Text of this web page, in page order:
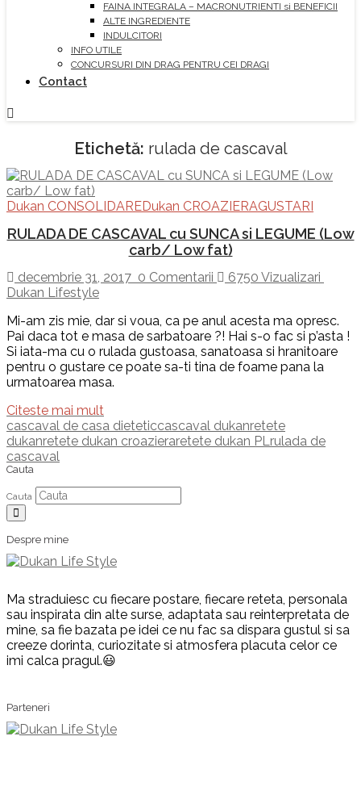
FAINA INTEGRALA – MACRONUTRIENTI si BENEFICII
ALTE INGREDIENTE
INDULCITORI
INFO UTILE
CONCURSURI DIN DRAG PENTRU CEI DRAGI
Contact
Etichetă: rulada de cascaval
Dukan CONSOLIDAREDukan CROAZIERAGUSTARI
RULADA DE CASCAVAL cu SUNCA si LEGUME (Low
carb/ Low fat)
decembrie 31, 2017 0 Comentarii
6750 Vizualizari
Dukan Lifestyle
Mi-am zis mie, dar si voua, ca pe anul acesta ma opresc.
Pai daca tot e masa de sarbatoare ?! Hai s-o fac si p’asta !
Si iata-ma cu o rulada gustoasa, sanatoasa si hranitoare
pentru o gustare ce poate sa-ti tina de foame pana la
urmatoarea masa.
Citeste mai mult
cascaval de casa dieteticcascaval dukanretete
dukanretete dukan croazieraretete dukan PLrulada de
cascaval
Cauta
Cauta
Despre mine
Ma straduiesc cu fiecare postare, fiecare reteta, personala
sau inspirata din alte surse, adaptata sau reinterpretata de
mine, sa fie bazata pe idei ce nu fac sa dispara gustul si sa
creeze dorinta, curiozitate si atmosfera placuta celor ce
imi calca pragul.😃
Parteneri